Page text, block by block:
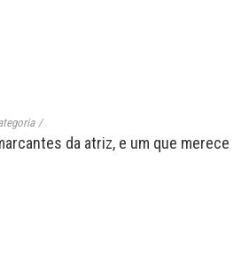
/
da atriz, e um que merece